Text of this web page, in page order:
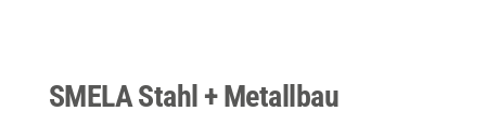
SMELA Stahl + Metallbau